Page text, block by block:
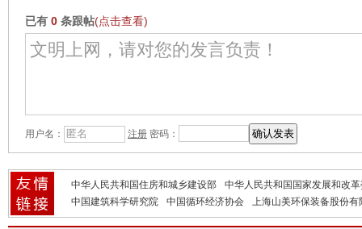
已有 0 条跟帖(点击查看)
用户名： 注册 密码：
中华人民共和国住房和城乡建设部
中华人民共和国国家发展和改
中国建筑科学研究院
中国循环经济协会 上海山美环保装备股份有